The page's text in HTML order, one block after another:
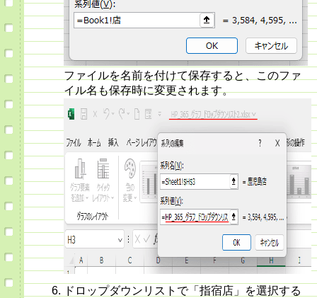
ファイルを名前を付けて保存すると、このファ
イル名も保存時に変更されます。
ドロップダウンリストで「指宿店」を選択する